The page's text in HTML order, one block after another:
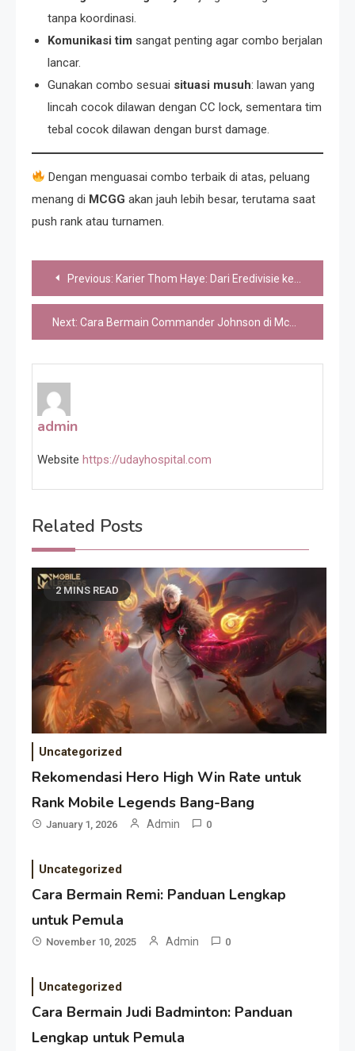
tanpa koordinasi.
Komunikasi tim sangat penting agar combo berjalan
lancar.
Gunakan combo sesuai situasi musuh: lawan yang
lincah cocok dilawan dengan CC lock, sementara tim
tebal cocok dilawan dengan burst damage.
Dengan menguasai combo terbaik di atas, peluang
menang di MCGG akan jauh lebih besar, terutama saat
push rank atau turnamen.
Post
navigation
Previous: Karier Thom Haye: Dari Eredivisie ke Kota Kembang
Next: Cara Bermain Commander Johnson di McGOGO
admin
Website https://udayhospital.com
Related Posts
2 MINS READ
Uncategorized
Rekomendasi Hero High Win Rate untuk
Rank Mobile Legends Bang-Bang
January 1, 2026 Admin 0
Uncategorized
Cara Bermain Remi: Panduan Lengkap
untuk Pemula
November 10, 2025 Admin 0
Uncategorized
Cara Bermain Judi Badminton: Panduan
Lengkap untuk Pemula